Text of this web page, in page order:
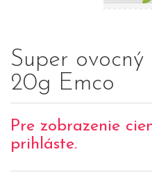
Super
20g Emco
Pre zobrazenie
prihláste.